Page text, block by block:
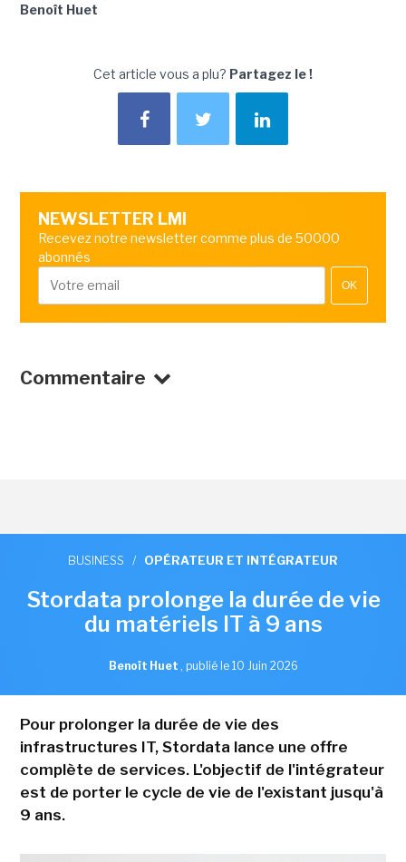
Benoît Huet
Cet article vous a plu? Partagez le !
NEWSLETTER LMI
Recevez notre newsletter comme plus de 50000
abonnés
OK
Commentaire
BUSINESS / OPÉRATEUR ET INTÉGRATEUR
Stordata prolonge la durée de vie
du matériels IT à 9 ans
Benoît Huet , publié le 10 Juin 2026
Pour prolonger la durée de vie des
infrastructures IT, Stordata lance une offre
complète de services. L'objectif de l'intégrateur
est de porter le cycle de vie de l'existant jusqu'à
9 ans.